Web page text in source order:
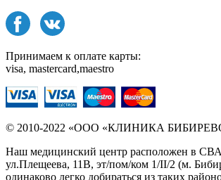
Принимаем к оплате карты:
visa, mastercard,maestro
© 2010-2022 «ООО «КЛИНИКА
Наш медицинский центр расположен в
ул.Плещеева, 11В, эт/пом/ком 1/II/2 (м.
одинаково легко добираться из таких